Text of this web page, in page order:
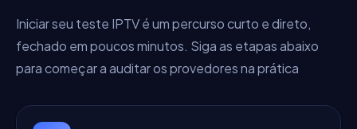
Iniciar seu teste IPTV é um percurso curto e direto,
fechado em poucos minutos. Siga as etapas abaixo
para começar a auditar os provedores na prática